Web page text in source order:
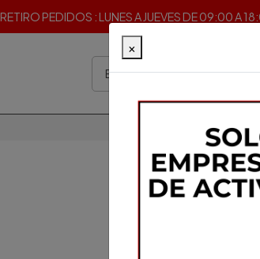
RETIRO PEDIDOS : LUNES A JUEVES DE 09:00 A
Pizza y Pasta
×